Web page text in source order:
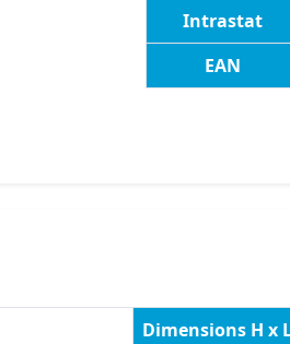
Intrastat
EAN
Dimensions H x